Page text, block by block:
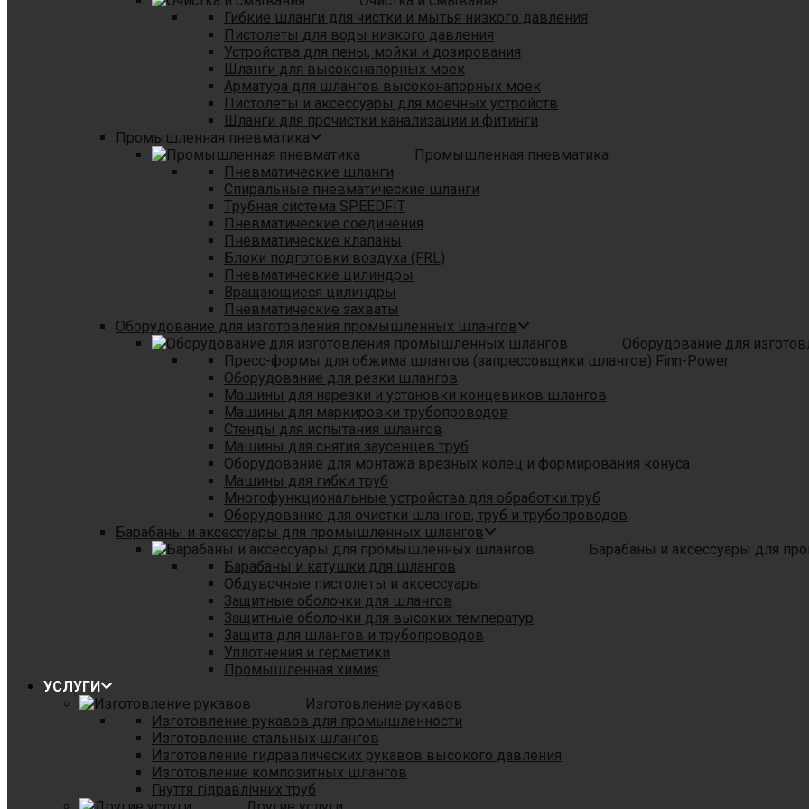
Гибкие шланги для чистки и мытья низкого давления
Пистолеты для воды низкого давления
Устройства для пены, мойки и дозирования
Шланги для высоконапорных моек
Арматура для шлангов высоконапорных моек
Пистолеты и аксессуары для моечных устройств
Шланги для прочистки канализации и фитинги
Промышленная пневматика
Промышленная пневматика
Пневматические шланги
Спиральные пневматические шланги
Tрубная система SPEEDFIT
Пневматические соединения
Пневматические клапаны
Блоки подготовки воздуха (FRL)
Пневматические цилиндры
Вращающиеся цилиндры
Пневматические захваты
Оборудование для изготовления промышленных шлангов
Оборудование для
Пресс-формы для обжима шлангов (запрессовщики шлангов) Finn-Power
Оборудование для резки шлангов
Машины для нарезки и установки концевиков шлангов
Машины для маркировки трубопроводов
Стенды для испытания шлангов
Машины для снятия заусенцев труб
Оборудование для монтажа врезных колец и формирования конуса
Машины для гибки труб
Многофункциональные устройства для обработки труб
Оборудование для очистки шлангов, труб и трубопроводов
Барабаны и аксессуары для промышленных шлангов
Барабаны и аксессуары для
Барабаны и катушки для шлангов
Обдувочные пистолеты и аксессуары
Защитные оболочки для шлангов
Защитные оболочки для высоких температур
Защита для шлангов и трубопроводов
Уплотнения и герметики
Промышленная химия
УСЛУГИ
Изготовление рукавов
Изготовление рукавов для промышленности
Изготовление стальных шлангов
Изготовление гидравлических рукавов высокого давления
Изготовление композитных шлангов
Гнуття гідравлічних труб